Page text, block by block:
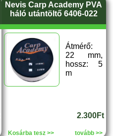
Nevis Carp Academy PVA
háló utántöltő 6406-022
Átmérő:
22 mm,
hossz: 5
m
2.300Ft
Kosárba tesz >> tovább >>